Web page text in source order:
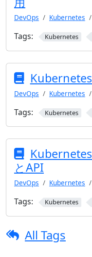
DevOps Kubernetes
Tags: Kubernetes
DevOps Kubernetes
Tags: Kubernetes
とAPI
DevOps Kubernetes
Tags: Kubernetes
All Tags